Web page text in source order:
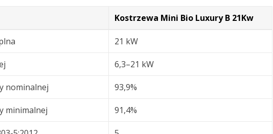
Kostrzewa Mini Bio Luxury B 21Kw
21 kW
6,3–21 kW
nominalnej 93,9%
minimalnej 91,4%